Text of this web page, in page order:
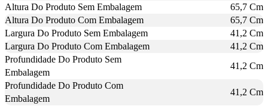
Altura Do Produto Sem Embalagem
65,7 Cm
Altura Do Produto Com Embalagem
65,7 Cm
Largura Do Produto Sem Embalagem
41,2 Cm
Largura Do Produto Com Embalagem
41,2 Cm
Profundidade Do Produto Sem
Embalagem
41,2 Cm
Profundidade Do Produto Com
Embalagem
41,2 Cm